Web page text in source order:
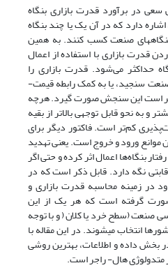
در برآورد قدرت بازاری بنگاه
دارد که در آن یک یا چند بنگاه
بنگاه­های صنعت کسب کنند. به همین
قدرت بازاری با استفاده از اعمال
حداکثر می‌شود. قدرت بازاری را
سنجید، یا به کمک رابطه قیمت-
است این سنجش صورت گیرد. هرچه
و به نحو قابل توجهی بالاتر از بقیه
کم‌تر است. فاکتور دیگر برای
موانع ورود و خروج است. یعنی تهدید
بنگاه‌ها اعمال اثر کرده و حتی اگر
نگه دارد. قابل ذکر است که در
در زمینه‌ محاسبه قدرت بازاری و
گرفته است که هر یک از این
صنعت (سطح خرد یا کلان ( و با توجه
انتخاب می­شوند. در این مقاله با
داده و اطلاعات، بهترین روشی
متدولوژی هال- راجر است.